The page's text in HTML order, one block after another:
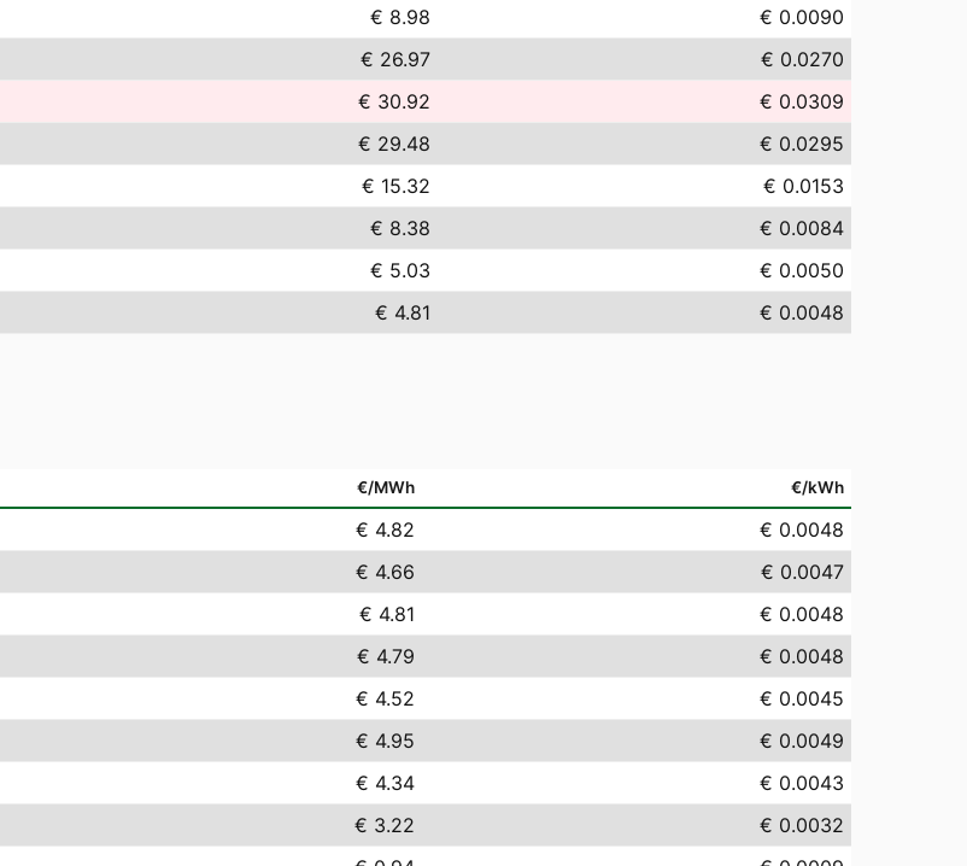
€ 8.98
€ 0.0090
€ 26.97
€ 0.0270
€ 30.92
€ 0.0309
€ 29.48
€ 0.0295
€ 15.32
€ 0.0153
€ 8.38
€ 0.0084
€ 5.03
€ 0.0050
€ 4.81 € 0.0048
€/MWh €/kWh
€ 4.82
€ 0.0048
€ 4.66
€ 0.0047
€ 4.81
€ 0.0048
€ 4.79
€ 0.0048
€ 4.52
€ 0.0045
€ 4.95
€ 0.0049
€ 4.34
€ 0.0043
€ 3.22
€ 0.0032